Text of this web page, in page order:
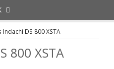
Indachi DS 800 XSTA
800 XSTA